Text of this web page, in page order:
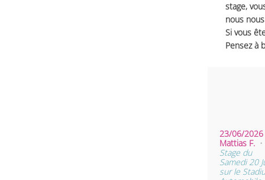
stage,
nous
Si vous
Pensez à
23/06/2026
Mattias F.
Stage du
Samedi 20
sur le